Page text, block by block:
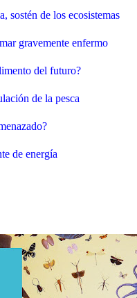
sostén de los ecosistemas
gravemente enfermo
del futuro?
de la pesca
de energía